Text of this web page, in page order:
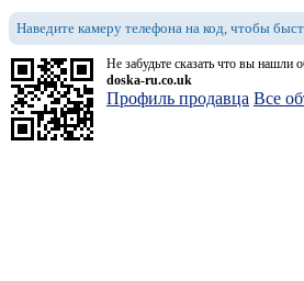
Наведите камеру телефона на код, чтобы
Не забудьте сказать что вы нашли
doska-ru.co.uk
Профиль продавца Все